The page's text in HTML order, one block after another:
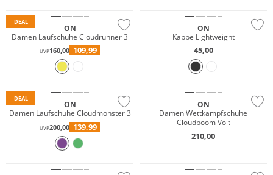
DEAL
ON
Damen Laufschuhe Cloudrunner 3
UVP160,00 109,99
ON
Kappe Lightweight
45,00
DEAL
ON
Damen Laufschuhe Cloudmonster 3
UVP200,00 139,99
ON
Damen Wettkampfschuhe
Cloudboom Volt
210,00